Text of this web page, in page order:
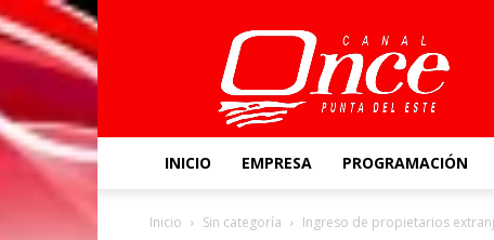
Canal
Once
INICIO EMPRESA PROGRAMACIÓN
Inicio Sin categoría Ingreso de propietarios